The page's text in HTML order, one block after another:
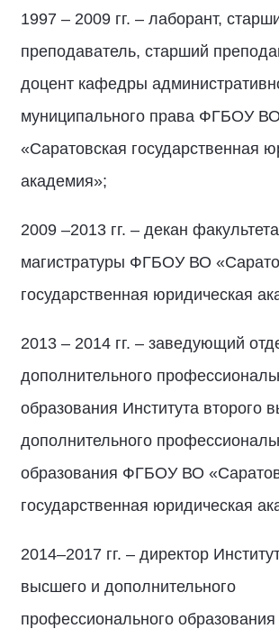
1997 – 2009 гг. – лаборант,
преподаватель, старший
доцент кафедры
муниципального права ФГБОУ ВО
«Саратовская государственная
академия»;
2009 –2013 гг. – декан факультета
магистратуры ФГБОУ ВО
государственная юридическая
2013 – 2014 гг. – заведующий
дополнительного
образования Института второго
дополнительного
образования ФГБОУ ВО
государственная юридическая
2014–2017 гг. – директор
высшего и дополнительного
профессионального